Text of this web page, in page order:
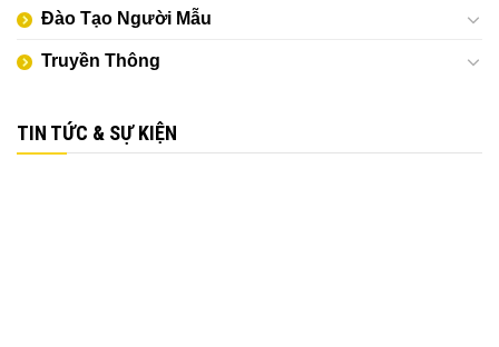
Đào Tạo Người Mẫu
Truyền Thông
TIN TỨC & SỰ KIỆN